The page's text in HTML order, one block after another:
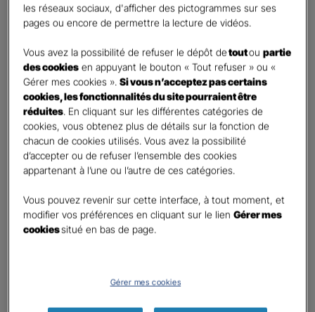
Monsieur
First Last
Téléphone *
United
States
+1
E-mail*
Informations complémentaires (facultatif)
Information données personnelles*
les réseaux sociaux, d'afficher des pictogrammes sur ses
pages ou encore de permettre la lecture de vidéos.
Vous avez la possibilité de refuser le dépôt detoutoupartie
des cookies en appuyant le bouton « Tout refuser » ou «
Gérer mes cookies ».Si vous n’acceptez pas certains
cookies, les fonctionnalités du site pourraient être
réduites. En cliquant sur les différentes catégories de
cookies, vous obtenez plus de détails sur la fonction de
chacun de cookies utilisés. Vous avez la possibilité
d’accepter ou de refuser l’ensemble des cookies
appartenant à l’une ou l’autre de ces catégories.
Vous pouvez revenir sur cette interface, à tout moment, et
modifier vos préférences en cliquant sur le lienGérer mes
cookiessitué en bas de page.
Gérer mes cookies